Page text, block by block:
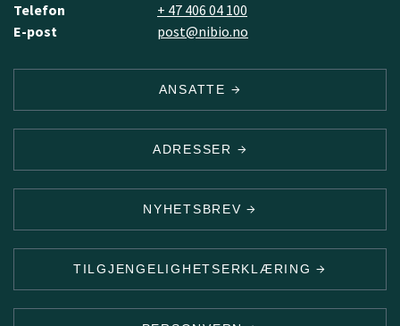
Telefon
+ 47 406 04 100
E-post
post@nibio.no
ANSATTE
ADRESSER
NYHETSBREV
TILGJENGELIGHETSERKLÆRING